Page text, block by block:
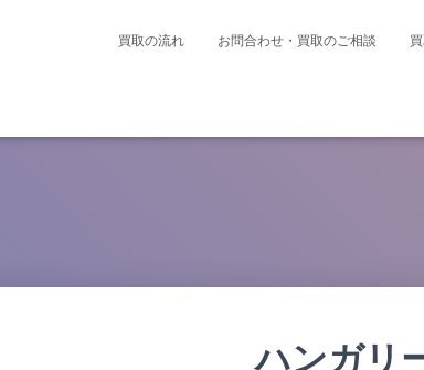
買取の流れ お問合わせ・買取のご相談
ハンガリ